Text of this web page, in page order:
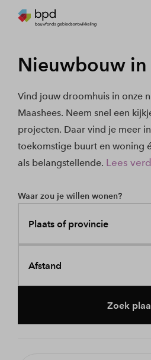
Nieuwbouw in
Vind jouw droomhuis in onze
Maashees. Neem snel een
projecten. Daar vind je meer
toekomstige buurt en woning
als belangstellende. Lees
Waar zou je willen wonen?
Plaats of provincie
Afstand
Zoek